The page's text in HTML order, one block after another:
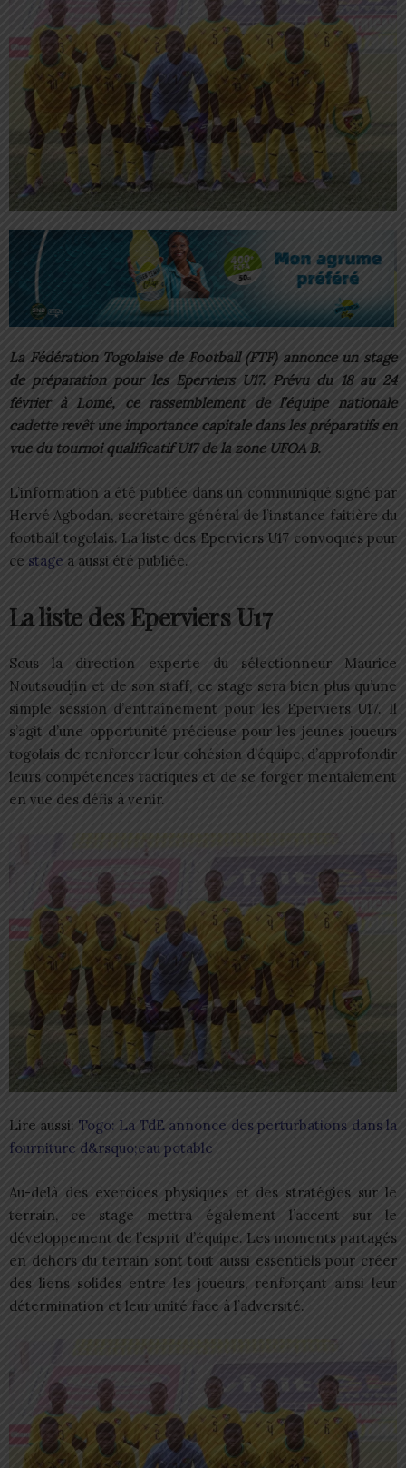
La Fédération Togolaise de Football (FTF) annonce un stage
de préparation pour les Eperviers U17. Prévu du 18 au 24
février à Lomé, ce rassemblement de l’équipe nationale
cadette revêt une importance capitale dans les préparatifs en
vue du tournoi qualificatif U17 de la zone UFOA B.
L’information a été publiée dans un communiqué signé par
Hervé Agbodan, secrétaire général de l’instance faitière du
football togolais. La liste des Eperviers U17 convoqués pour
ce stage a aussi été publiée.
La liste des Eperviers U17
Sous la direction experte du sélectionneur Maurice
Noutsoudjin et de son staff, ce stage sera bien plus qu’une
simple session d’entraînement pour les Eperviers U17. Il
s’agit d’une opportunité précieuse pour les jeunes joueurs
togolais de renforcer leur cohésion d’équipe, d’approfondir
leurs compétences tactiques et de se forger mentalement
en vue des défis à venir.
Lire aussi: Togo: La TdE annonce des perturbations dans la
fourniture d&rsquo;eau potable
Au-delà des exercices physiques et des stratégies sur le
terrain, ce stage mettra également l’accent sur le
développement de l’esprit d’équipe. Les moments partagés
en dehors du terrain sont tout aussi essentiels pour créer
des liens solides entre les joueurs, renforçant ainsi leur
détermination et leur unité face à l’adversité.